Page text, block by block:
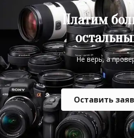
Платим
Не верь, а
Оставить